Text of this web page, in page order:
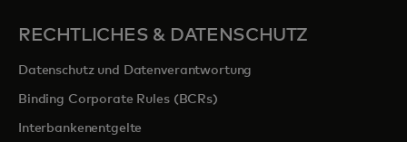
RECHTLICHES & DATENSCHUTZ
Datenschutz und Datenverantwortung
Binding Corporate Rules (BCRs)
Interbankenentgelte